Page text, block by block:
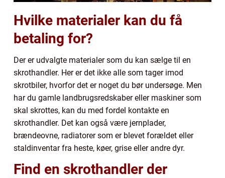
Hvilke materialer kan du få
betaling for?
Der er udvalgte materialer som du kan sælge til en
skrothandler. Her er det ikke alle som tager imod
skrotbiler, hvorfor det er noget du bør undersøge. Men
har du gamle landbrugsredskaber eller maskiner som
skal skrottes, kan du med fordel kontakte en
skrothandler. Det kan også være jernplader,
brændeovne, radiatorer som er blevet forældet eller
staldinventar fra heste, køer, grise eller andre dyr.
Find en skrothandler der